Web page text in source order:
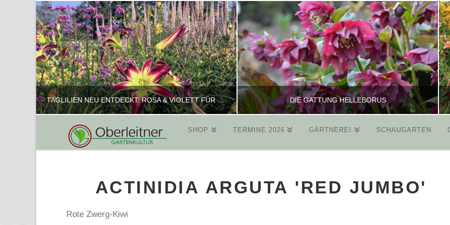
TAGLILIEN NEU ENTDECKT: ROSA & VIOLETT FÜR ROMANTISCHE PFLANZKOMBINATIONEN
REINHARD
FEBRUAR 16, 2025
DIE GATTUNG HELLEBORUS
REINHARD
MÄRZ 26, 2015
SHOP TERMINE 2026 GÄRTNEREI SCHAUGARTEN
ACTINIDIA ARGUTA 'RED JUMBO'
Rote Zwerg-Kiwi